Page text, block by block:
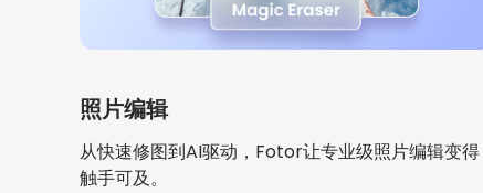
照片编辑
从快速修图到AI驱动，Fotor让专业级照片编辑变得
触手可及。